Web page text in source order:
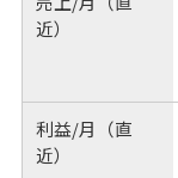
近）
利益/月（直
近）